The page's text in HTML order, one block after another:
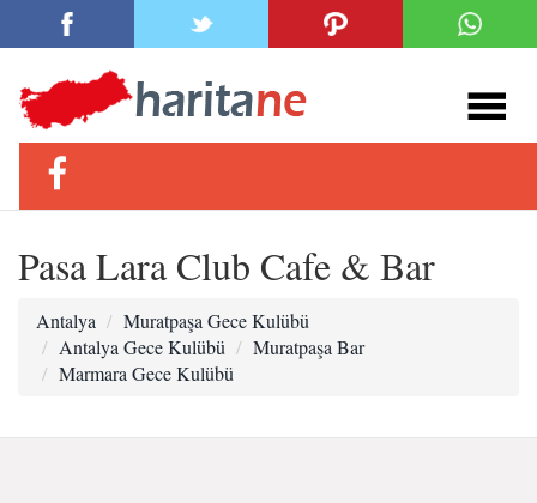
Pasa Lara Club Cafe & Bar
Antalya
Muratpaşa Gece Kulübü
Antalya Gece Kulübü
Muratpaşa Bar
Marmara Gece Kulübü